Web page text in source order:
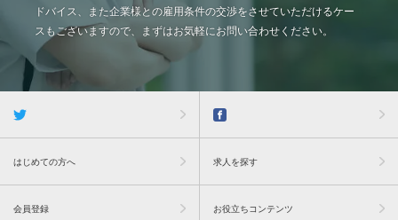
ドバイス、また企業様との雇用条件の交渉をさせていただけるケー
スもございますので、まずはお気軽にお問い合わせください。
はじめての方へ 求人を探す
会員登録 お役立ちコンテンツ